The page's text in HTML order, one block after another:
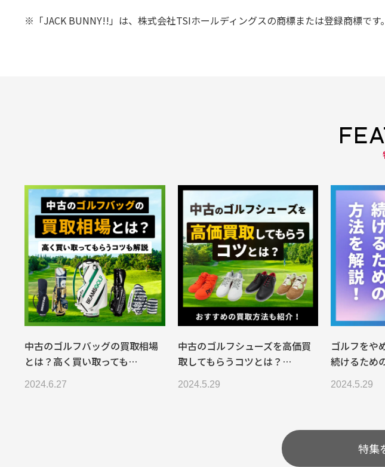
※「JACK BUNNY!!」は、株式会社TSIホールディングスの商標または登録商標です。
中古のゴルフバッグの買取相場
とは？高く買い取っても…
2024.6.27
中古のゴルフシューズを高価買
取してもらうコツとは？…
2024.5.29
ゴルフをや
続けるため
2024.5.29
特集